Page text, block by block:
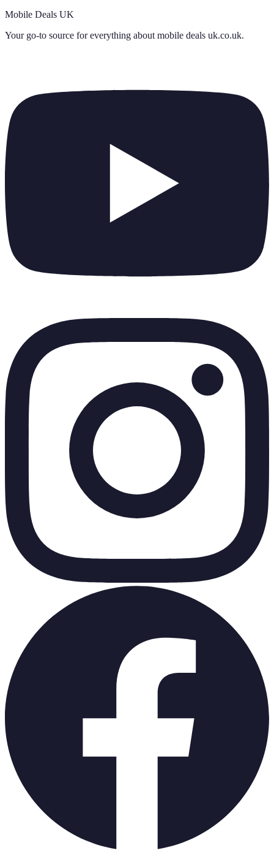
Mobile Deals UK
Your go-to source for everything about mobile deals uk.co.uk.